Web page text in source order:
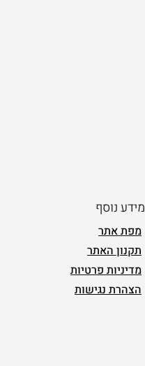
מידע נוסף
מפת אתר
תקנון האתר
מדיניות פרטיות
הצהרת נגישות